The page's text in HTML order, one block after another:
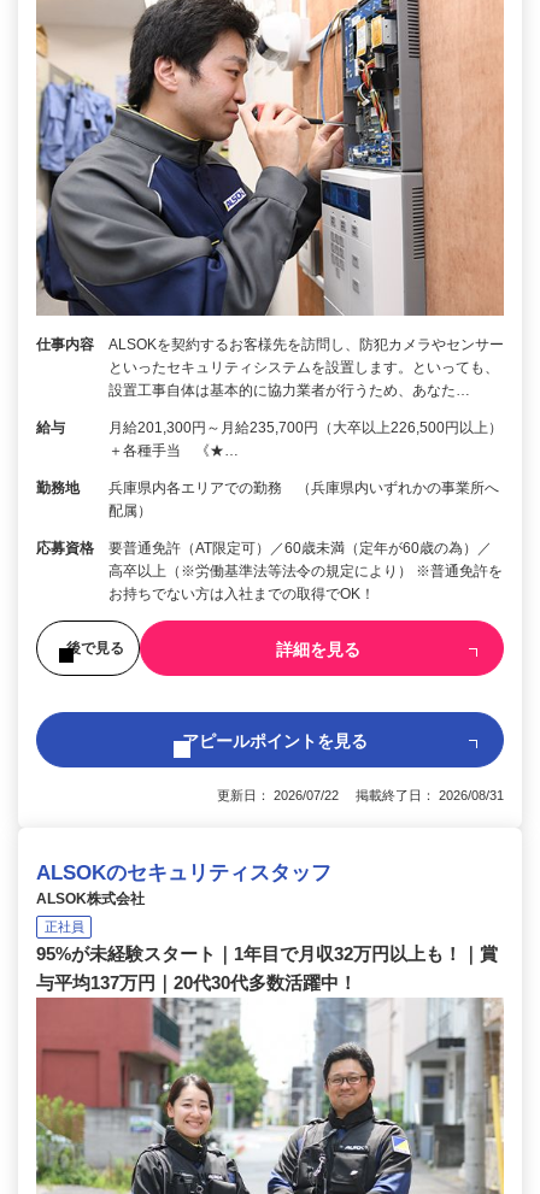
仕事内容
ALSOKを契約するお客様先を訪問し、防犯カメラやセンサー
といったセキュリティシステムを設置します。といっても、
設置工事自体は基本的に協力業者が行うため、あなた…
給与
月給201,300円～月給235,700円（大卒以上226,500円以上）
＋各種手当 《★…
勤務地
兵庫県内各エリアでの勤務 （兵庫県内いずれかの事業所へ
配属）
応募資格
要普通免許（AT限定可）／60歳未満（定年が60歳の為）／
高卒以上（※労働基準法等法令の規定により） ※普通免許を
お持ちでない方は入社までの取得でOK！
後で見る 詳細を見る
アピールポイントを見る
更新日： 2026/07/22 掲載終了日： 2026/08/31
ALSOKのセキュリティスタッフ
ALSOK株式会社
正社員
95%が未経験スタート｜1年目で月収32万円以上も！｜賞
与平均137万円｜20代30代多数活躍中！